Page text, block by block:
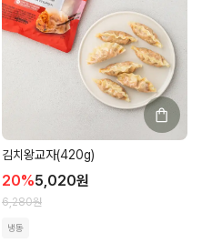
김치왕교자(420g)
20%5,020원
6,280원
냉동